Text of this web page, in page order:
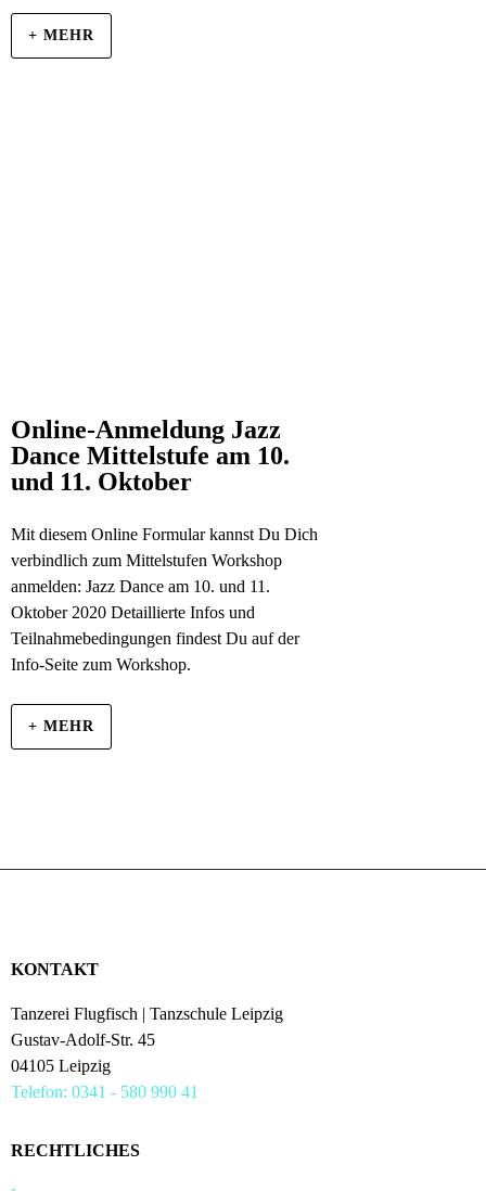
+ MEHR
Online-Anmeldung Jazz
Dance Mittelstufe am 10.
und 11. Oktober
Mit diesem Online Formular kannst Du Dich
verbindlich zum Mittelstufen Workshop
anmelden: Jazz Dance am 10. und 11.
Oktober 2020 Detaillierte Infos und
Teilnahmebedingungen findest Du auf der
Info-Seite zum Workshop.
+ MEHR
KONTAKT
Tanzerei Flugfisch | Tanzschule Leipzig
Gustav-Adolf-Str. 45
04105 Leipzig
Telefon: 0341 - 580 990 41
RECHTLICHES